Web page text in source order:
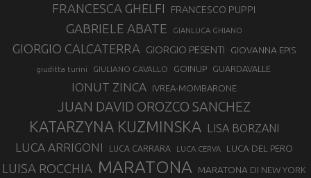
FRANCESCA GHELFI FRANCESCO PUPPI
GABRIELE ABATE GIANLUCA GHIANO
GIORGIO CALCATERRA GIORGIO PESENTI GIOVANNA EPIS
giuditta turini GIULIANO CAVALLO GOINUP GUARDAVALLE
IONUT ZINCA IVREA-MOMBARONE
JUAN DAVID OROZCO SANCHEZ
KATARZYNA KUZMINSKA LISA BORZANI
LUCA ARRIGONI LUCA CARRARA LUCA CERVA LUCA DEL PERO
LUISA ROCCHIA MARATONA MARATONA DI NEW YORK